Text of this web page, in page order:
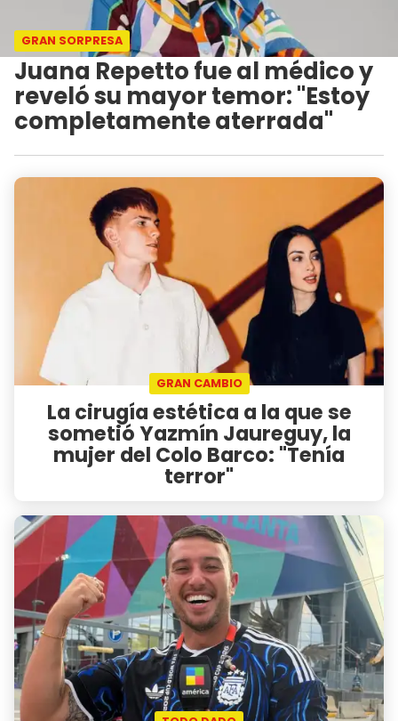
GRAN SORPRESA
Juana Repetto fue al médico y
reveló su mayor temor: "Estoy
completamente aterrada"
GRAN CAMBIO
La cirugía estética a la que se
sometió Yazmín Jaureguy, la
mujer del Colo Barco: "Tenía
terror"